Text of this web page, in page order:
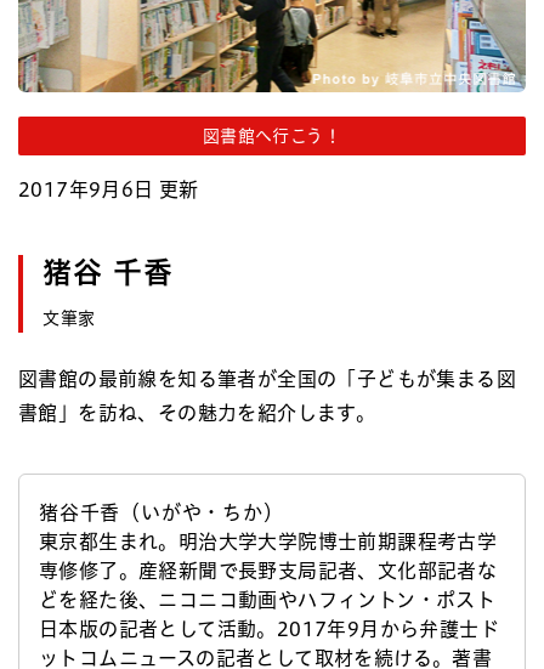
図書館へ行こう！
2017年9月6日 更新
猪谷 千香
文筆家
図書館の最前線を知る筆者が全国の「子どもが集まる図
書館」を訪ね、その魅力を紹介します。
猪谷千香（いがや・ちか）
東京都生まれ。明治大学大学院博士前期課程考古学
専修修了。産経新聞で長野支局記者、文化部記者な
どを経た後、ニコニコ動画やハフィントン・ポスト
日本版の記者として活動。2017年9月から弁護士ド
ットコムニュースの記者として取材を続ける。著書